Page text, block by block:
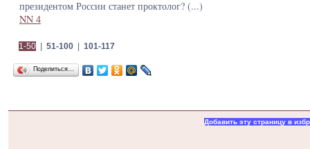
президентом России станет проктолог? (...)
NN 4
1-50| 51-100| 101-117
Поделиться…
Добавить эту страницу в